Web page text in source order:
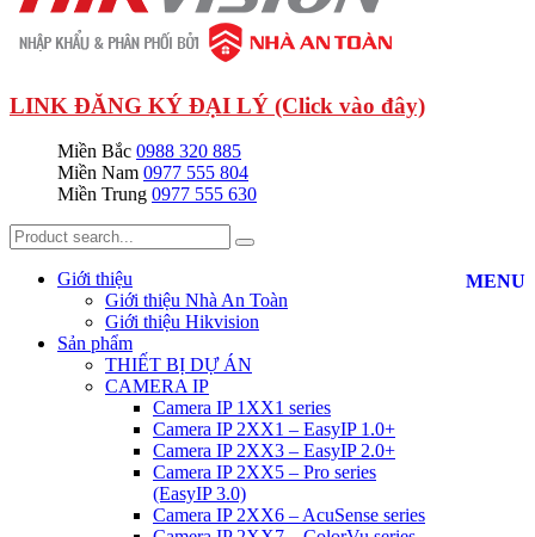
LINK ĐĂNG KÝ ĐẠI LÝ (Click vào đây)
Miền Bắc 0988 320 885
Miền Nam 0977 555 804
Miền Trung 0977 555 630
MENU
Giới thiệu
Giới thiệu Nhà An Toàn
Giới thiệu Hikvision
Sản phẩm
THIẾT BỊ DỰ ÁN
CAMERA IP
Camera IP 1XX1 series
Camera IP 2XX1 – EasyIP 1.0+
Camera IP 2XX3 – EasyIP 2.0+
Camera IP 2XX5 – Pro series
(EasyIP 3.0)
Camera IP 2XX6 – AcuSense series